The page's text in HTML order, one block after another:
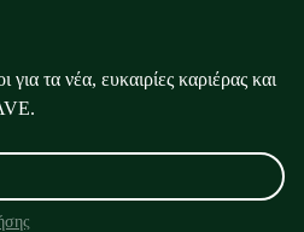
τα νέα, ευκαιρίες καριέρας και